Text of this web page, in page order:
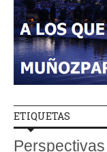
ETIQUETAS
Perspectivas